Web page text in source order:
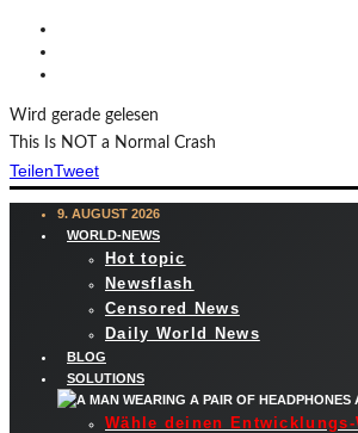
Wird gerade gelesen
This Is NOT a Normal Crash
TeilenTweet
9. AUGUST 2026
WORLD-NEWS
Hot topic
Newsflash
Censored News
Daily World News
BLOG
SOLUTIONS
Wähle deinen Entwicklungs-